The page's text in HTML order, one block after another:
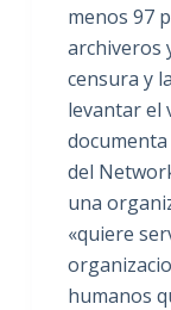
menos 97
archiveros
censura y
levantar el
del
una
«quiere
humanos